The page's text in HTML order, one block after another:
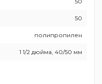
50
полипропилен
1 1/2 дюйма, 40/50 мм